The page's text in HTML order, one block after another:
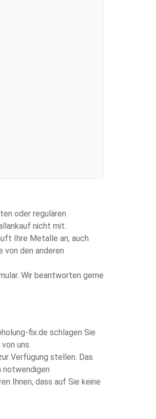
oder regulären
nicht mit.
Ihre Metalle an, auch
von den anderen
Wir beantworten gerne
fix.de schlagen Sie
uns.
Verfügung stellen. Das
notwendigen
Ihnen, dass auf Sie keine